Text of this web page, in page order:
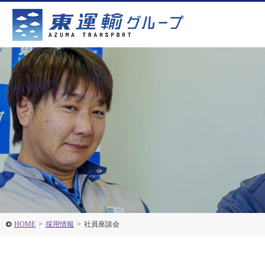
HOME > 採用情報 > 社員座談会